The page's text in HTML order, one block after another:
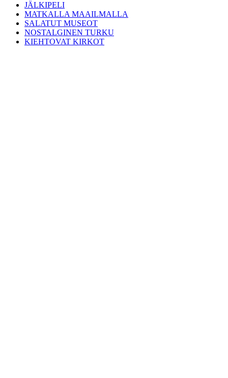
JÄLKIPELI
MATKALLA MAAILMALLA
SALATUT MUSEOT
NOSTALGINEN TURKU
KIEHTOVAT KIRKOT